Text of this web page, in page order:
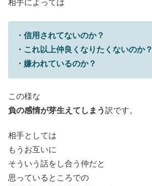
相手によっては
・信用されてないのか？
・これ以上仲良くなりたくないのか？
・嫌われているのか？
この様な
負の感情が芽生えてしまう訳です。
相手としては
もうお互いに
そういう話をし合う仲だと
思っているところでの